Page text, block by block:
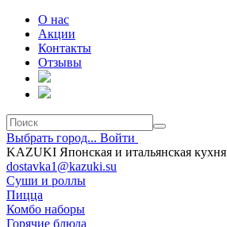
О нас
Акции
Контакты
Отзывы
Выбрать город... Войти
KAZUKI Японская и итальянская кухня
dostavka1@kazuki.su
Суши и роллы
Пицца
Комбо наборы
Горячие блюда